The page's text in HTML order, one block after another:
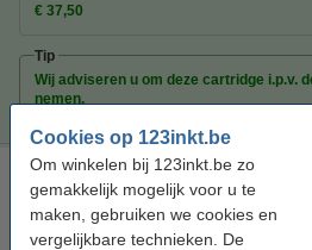
Cookies op 123inkt.be
Om winkelen bij 123inkt.be zo
gemakkelijk mogelijk voor u te
maken, gebruiken we cookies en
vergelijkbare technieken. De
€ 37,50
Tip
Wij adviseren u om deze cartridge i.p.v.
nemen.
Aanbieding: 123inkt huismerk
653 kleur